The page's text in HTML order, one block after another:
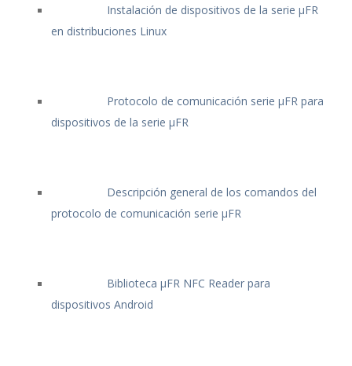
Instalación de dispositivos de la serie μFR
en distribuciones Linux
Protocolo de comunicación serie μFR para
dispositivos de la serie μFR
Descripción general de los comandos del
protocolo de comunicación serie μFR
Biblioteca μFR NFC Reader para
dispositivos Android